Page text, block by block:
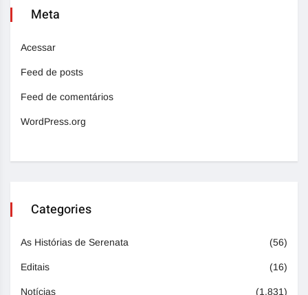
Meta
Acessar
Feed de posts
Feed de comentários
WordPress.org
Categories
As Histórias de Serenata (56)
Editais (16)
Notícias (1.831)